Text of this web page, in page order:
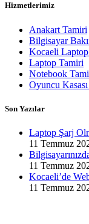
Hizmetlerimiz
Anakart Tamiri
Bilgisayar
Kocaeli
Laptop Tamiri
Notebook
Oyuncu
Son Yazılar
Laptop Şarj
11 Temmuz
11 Temmuz
Kocaeli’de
11 Temmuz